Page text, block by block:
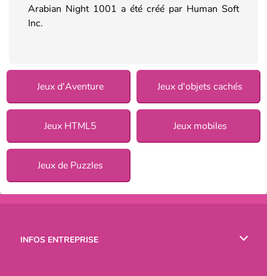
Arabian Night 1001 a été créé par Human Soft
Inc.
Jeux d'Aventure Jeux d'objets cachés
Jeux HTML5 Jeux mobiles
Jeux de Puzzles
INFOS ENTREPRISE